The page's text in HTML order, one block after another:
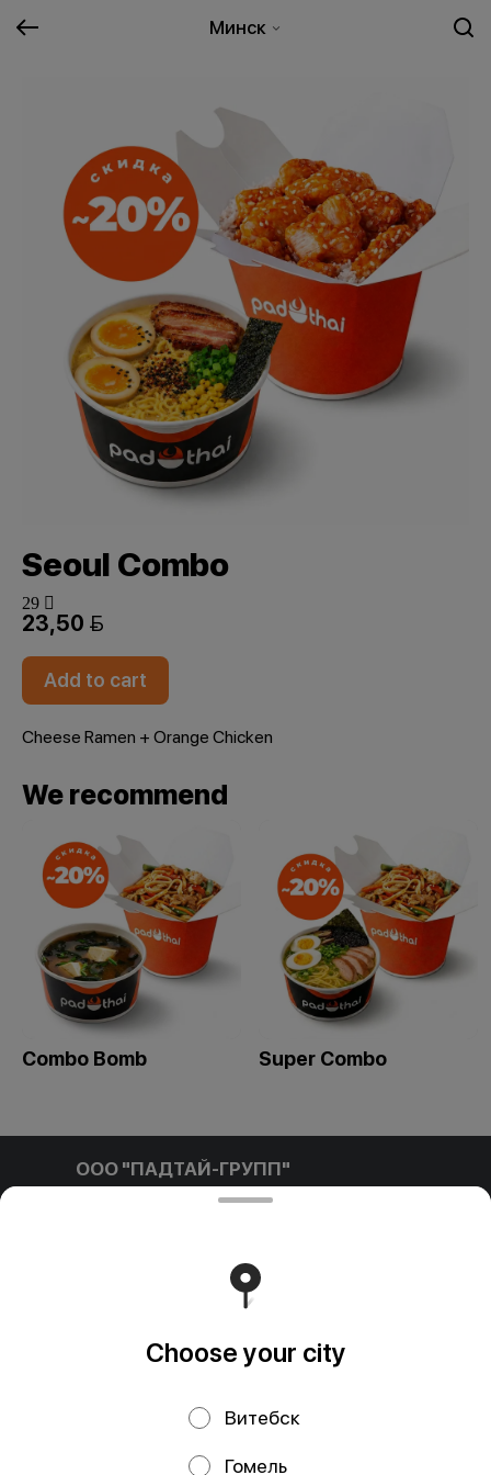
Минск
Seoul Combo
29 
23,50 
Add to cart
Cheese Ramen + Orange Chicken
We recommend
Combo Bomb Super Combo
ООО "ПАДТАЙ-ГРУПП"
ООО "ПАДТАЙ-ГРУПП" УНП 192838954, РБ, Минская
Торговом реестре Республики Беларусь 18.01.2021г.
Foodpicásso
Privacy Policy
Public Offer
Choose your city
Витебск
Гомель